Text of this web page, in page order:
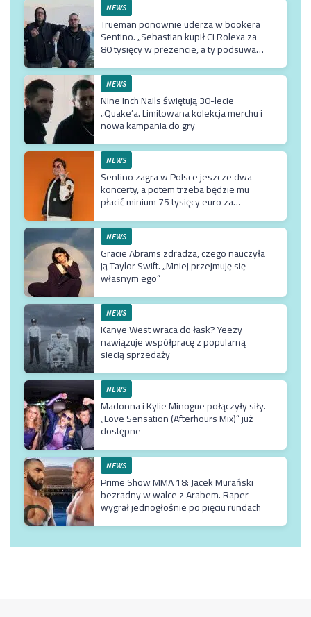
NEWS
Trueman ponownie uderza w bookera
Sentino. „Sebastian kupił Ci Rolexa za
80 tysięcy w prezencie, a ty podsuwasz
NEWS
Nine Inch Nails świętują 30-lecie
„Quake’a. Limitowana kolekcja merchu i
nowa kampania do gry
NEWS
Sentino zagra w Polsce jeszcze dwa
koncerty, a potem trzeba będzie mu
płacić minium 75 tysięcy euro za
NEWS
Gracie Abrams zdradza, czego nauczyła
ją Taylor Swift. „Mniej przejmuję się
własnym ego”
NEWS
Kanye West wraca do łask? Yeezy
nawiązuje współpracę z popularną
siecią sprzedaży
NEWS
Madonna i Kylie Minogue połączyły siły.
„Love Sensation (Afterhours Mix)” już
dostępne
NEWS
Prime Show MMA 18: Jacek Murański
bezradny w walce z Arabem. Raper
wygrał jednogłośnie po pięciu rundach